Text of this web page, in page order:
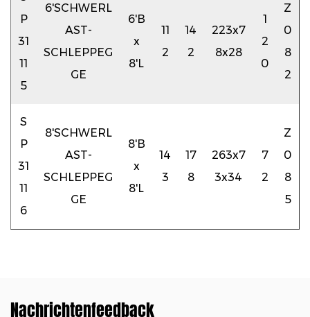
P
31
11
5
6'SCHWERL
AST-
SCHLEPPEG
GE
6'B
x
8'L
11
2
14
2
223x7
8x28
1
2
0
Z
0
8
2
S
P
31
11
6
8'SCHWERL
AST-
SCHLEPPEG
GE
8'B
x
8'L
14
3
17
8
263x7
3x34
7
2
Z
0
8
5
Nachrichtenfeedback